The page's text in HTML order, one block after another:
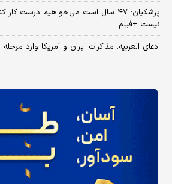
پزشکیان: ۴۷ سال است می‌خواهیم درست
نیست +فیلم
ادعای العربیه: مذاکرات ایران و آمریکا وارد